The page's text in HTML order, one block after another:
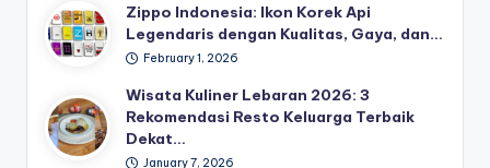
Zippo Indonesia: Ikon Korek Api
Legendaris dengan Kualitas, Gaya, dan…
February 1, 2026
Wisata Kuliner Lebaran 2026: 3
Rekomendasi Resto Keluarga Terbaik
Dekat…
January 7, 2026